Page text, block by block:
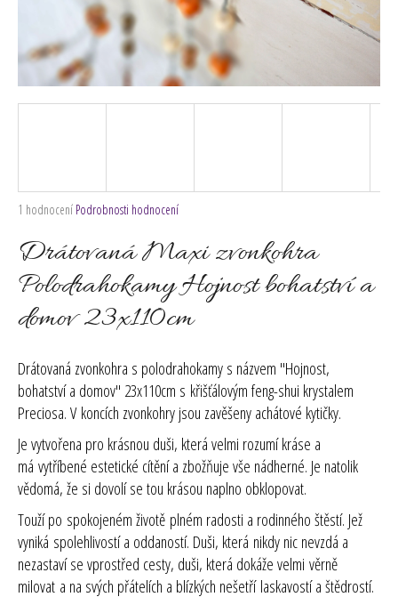
Průměrné
produktu
je
5,0
hvězdiček.
1 hodnocení Podrobnosti hodnocení
Drátovaná Maxi zvonkohra
Polodrahokamy Hojnost bohatství a
domov 23x110cm
Drátovaná zvonkohra s polodrahokamy s názvem "Hojnost,
bohatství a domov" 23x110cm s křišťálovým feng-shui krystalem
Preciosa. V koncích zvonkohry jsou zavěšeny achátové kytičky.
Je vytvořena pro krásnou duši, která velmi rozumí kráse a
má vytříbené estetické cítění a zbožňuje vše nádherné. Je natolik
vědomá, že si dovolí se tou krásou naplno obklopovat.
Touží po spokojeném životě plném radosti a rodinného štěstí. Jež
vyniká spolehlivostí a oddaností. Duši, která nikdy nic nevzdá a
nezastaví se vprostřed cesty, duši, která dokáže velmi věrně
milovat a na svých přátelích a blízkých nešetří laskavostí a štědrostí.
m
e